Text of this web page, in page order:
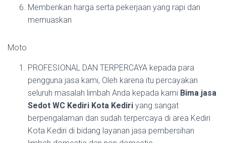
Memberikan harga serta pekerjaan yang rapi dan
memuaskan
Moto
PROFESIONAL DAN TERPERCAYA kepada para
pengguna jasa kami, Oleh karena itu percayakan
seluruh masalah limbah Anda kepada kami Bima jasa
Sedot WC Kediri Kota Kediri yang sangat
berpengalaman dan sudah terpercaya di area Kediri
Kota Kediri di bidang layanan jasa pembersihan